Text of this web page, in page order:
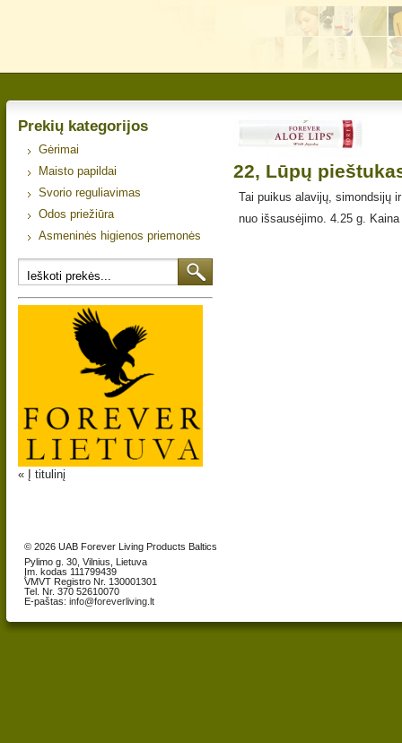
Prekių kategorijos
Gėrimai
Maisto papildai
Svorio reguliavimas
Odos priežiūra
Asmeninės higienos priemonės
« Į titulinį
22, Lūpų
Tai puikus alavijų, simondsijų
nuo išsausėjimo. 4.25 g. Kaina
© 2026 UAB Forever Living Products Baltics
Pylimo g. 30, Vilnius, Lietuva
Įm. kodas 111799439
VMVT Registro Nr. 130001301
Tel. Nr. 370 52610070
E-paštas: info@foreverliving.lt